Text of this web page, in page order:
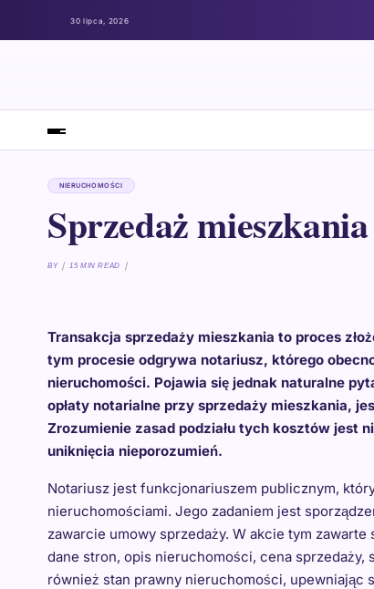
30 lipca, 2026
NIERUCHOMOŚCI
Sprzedaż
BY 15 MIN READ
Transakcja sprzedaży mieszkania to proces
tym procesie odgrywa notariusz, którego
nieruchomości. Pojawia się jednak naturalne
opłaty notarialne przy sprzedaży mieszkania,
Zrozumienie zasad podziału tych kosztów jest
uniknięcia nieporozumień.
Notariusz jest funkcjonariuszem publicznym,
nieruchomościami. Jego zadaniem jest
zawarcie umowy sprzedaży. W akcie tym
dane stron, opis nieruchomości, cena sprzedaży,
również stan prawny nieruchomości, upewniając